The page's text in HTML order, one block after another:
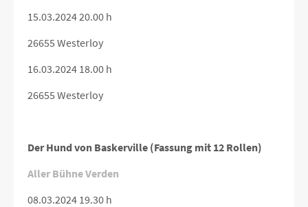
15.03.2024 20.00 h
26655 Westerloy
16.03.2024 18.00 h
26655 Westerloy
Der Hund von Baskerville (Fassung mit 12 Rollen)
Aller Bühne Verden
08.03.2024 19.30 h